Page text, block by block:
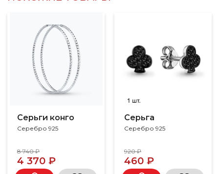
Серьги конго
Серебро 925
8 740 ₽
4 370 ₽
Серьга
Серебро 925
920 ₽
460 ₽